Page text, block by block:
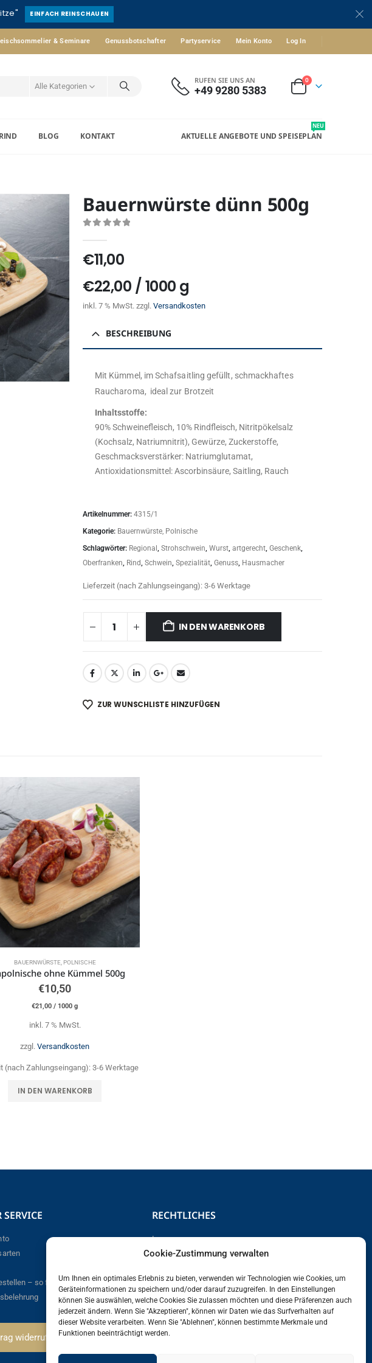
Cookie-Zustimmung verwalten
Um Ihnen ein optimales Erlebnis zu bieten, verwenden wir Technologien wie Cookies, um
Geräteinformationen zu speichern und/oder darauf zuzugreifen. In den Einstellungen
können Sie auswählen, welche Cookies Sie zulassen möchten und diese Präferenzen auch
jederzeit ändern. Wenn Sie "Akzeptieren", können wir Daten wie das Surfverhalten auf
dieser Website verarbeiten. Wenn Sie "Ablehnen", können bestimmte Merkmale und
Funktionen beeinträchtigt werden.
EINFACH REINSCHAUEN
& Seminare Genussbotschafter Partyservice Mein Konto Log In
Alle Kategorien
RUFEN SIE UNS AN
+49 9280 5383
0
BLOG KONTAKT AKTUELLE ANGEBOTE UND SPEISEPLAN
NEU
Bauernwürste dünn 500g
€11,00
€22,00 / 1000 g
inkl. 7 % MwSt. zzgl. Versandkosten
BESCHREIBUNG
Mit Kümmel, im Schafsaitling gefüllt, schmackhaftes
Raucharoma, ideal zur Brotzeit
Inhaltsstoffe:
90% Schweinefleisch, 10% Rindfleisch, Nitritpökelsalz
(Kochsalz, Natriumnitrit), Gewürze, Zuckerstoffe,
Geschmacksverstärker: Natriumglutamat,
Antioxidationsmittel: Ascorbinsäure, Saitling, Rauch
Artikelnummer: 4315/1
Kategorie: Bauernwürste, Polnische
Schlagwörter: Regional Strohschwein Wurst artgerecht Geschenk
Oberfranken Rind Schwein Spezialität Genuss Hausmacher
Lieferzeit (nach Zahlungseingang): 3-6 Werktage
IN DEN WARENKORB
ZUR WUNSCHLISTE HINZUFÜGEN
BAUERNWÜRSTE, POLNISCHE
ohne Kümmel 500g
€10,50
€21,00 / 1000 g
inkl. 7 % MwSt.
zzgl. Versandkosten
(nach Zahlungseingang): 3-6 Werktage
IN DEN WARENKORB
SERVICE
– so funktioniert´s!
widerrufen
RECHTLICHES
Impressum
Datenschutz
AGBs